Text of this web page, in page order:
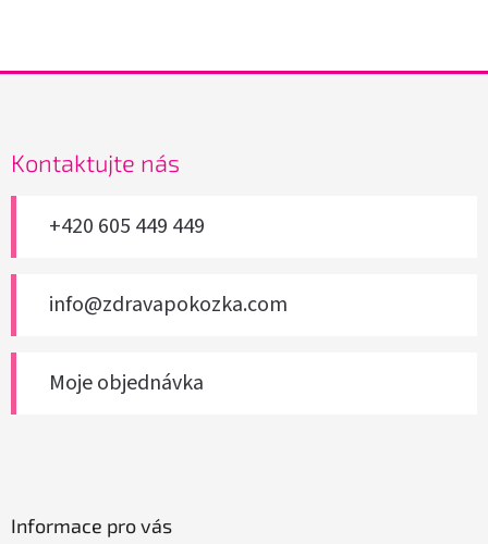
Kontaktujte nás
+420 605 449 449
info@zdravapokozka.com
Moje objednávka
Informace pro vás